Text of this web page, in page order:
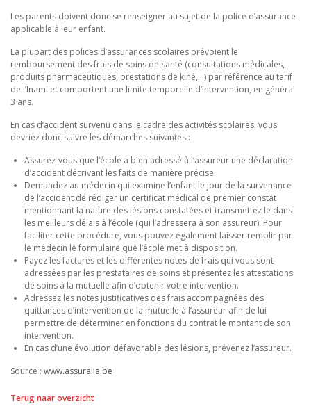
Les parents doivent donc se renseigner au sujet de la police d’assurance
applicable à leur enfant.
La plupart des polices d’assurances scolaires prévoient le
remboursement des frais de soins de santé (consultations médicales,
produits pharmaceutiques, prestations de kiné,…) par référence au tarif
de l’Inami et comportent une limite temporelle d’intervention, en général
3 ans.
En cas d’accident survenu dans le cadre des activités scolaires, vous
devriez donc suivre les démarches suivantes :
Assurez-vous que l’école a bien adressé à l’assureur une déclaration
d’accident décrivant les faits de manière précise.
Demandez au médecin qui examine l’enfant le jour de la survenance
de l’accident de rédiger un certificat médical de premier constat
mentionnant la nature des lésions constatées et transmettez le dans
les meilleurs délais à l’école (qui l’adressera à son assureur). Pour
faciliter cette procédure, vous pouvez également laisser remplir par
le médecin le formulaire que l’école met à disposition.
Payez les factures et les différentes notes de frais qui vous sont
adressées par les prestataires de soins et présentez les attestations
de soins à la mutuelle afin d’obtenir votre intervention.
Adressez les notes justificatives des frais accompagnées des
quittances d’intervention de la mutuelle à l’assureur afin de lui
permettre de déterminer en fonctions du contrat le montant de son
intervention.
En cas d’une évolution défavorable des lésions, prévenez l’assureur.
Source : www.assuralia.be
Terug naar overzicht